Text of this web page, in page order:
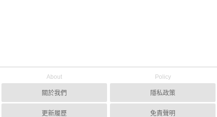
About
關於我們
更新履歷
Policy
隱私政策
免責聲明